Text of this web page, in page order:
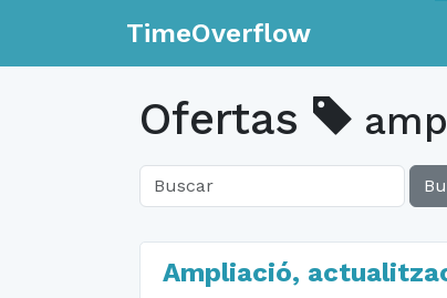
TimeOverflow
Ofertas
Ampliació,